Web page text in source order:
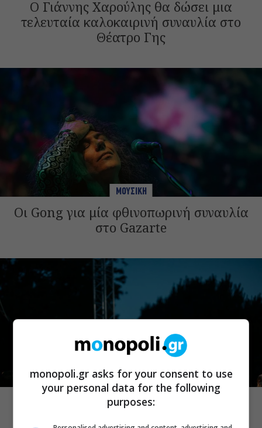
Ο Γιάννης Χαρούλης θα δώσει μια
τελευταία καλοκαιρινή συναυλία στο
Θέατρο Γης
ΜΟΥΣΙΚΗ
Οι Gong για μία φθινοπωρινή συναυλία
στο Gazarte
ΜΟΥΣΙΚΑ ΝΕΑ
Σωκράτης Μάλαμας: Τον Σεπτέμβριο
monopoli.gr asks for your consent to use
your personal data for the following
purposes: